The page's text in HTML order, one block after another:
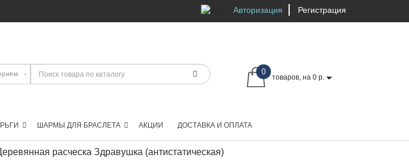
Авторизация Регистрация
0
товаров, на 0 р.
ШАРМЫ ДЛЯ БРАСЛЕТА АКЦИИ ДОСТАВКА И ОПЛАТА
расческа Здравушка (антистатическая)